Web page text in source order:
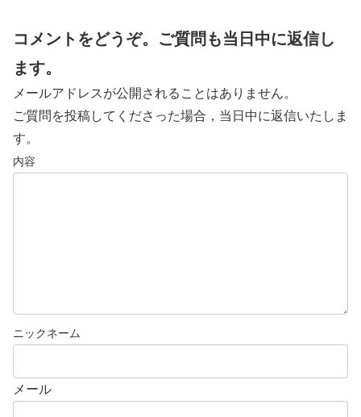
コメントをどうぞ。ご質問も当日中に返信し
ます。
メールアドレスが公開されることはありません。
ご質問を投稿してくださった場合，当日中に返信いたしま
す。
メール